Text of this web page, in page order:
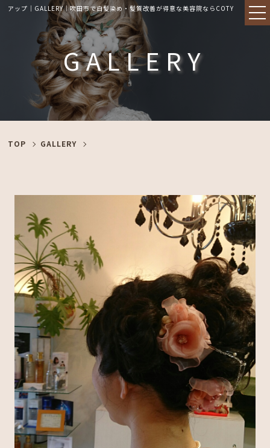
アップ｜GALLERY｜吹田市で白髪染め・髪質改善が得意な美容院ならCOTY
GALLERY
TOP GALLERY